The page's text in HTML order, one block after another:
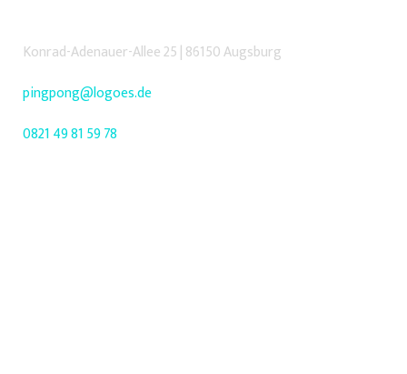
Konrad-Adenauer-Allee 25 | 86150 Augsburg
pingpong@logoes.de
0821 49 81 59 78